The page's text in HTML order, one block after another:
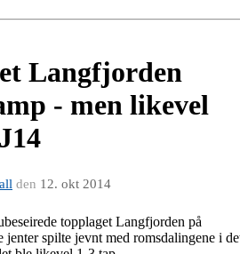
Langfjorden
- men likevel
den 12. okt 2014
topplaget Langfjorden på
jenter spilte jevnt med romsdalingene i